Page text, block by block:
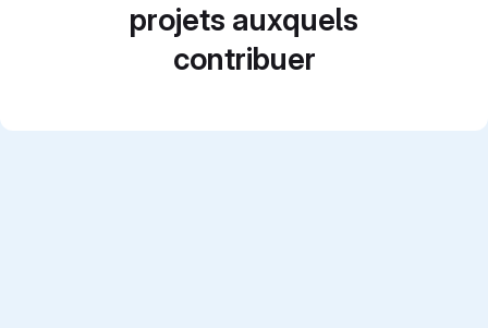
projets auxquels
contribuer